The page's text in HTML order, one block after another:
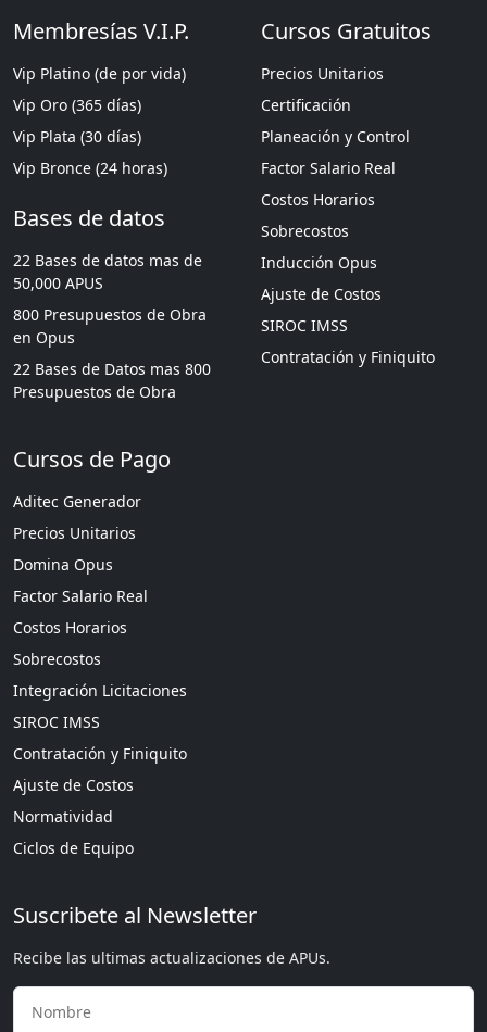
Membresías V.I.P.
Vip Platino (de por vida)
Vip Oro (365 días)
Vip Plata (30 días)
Vip Bronce (24 horas)
Bases de datos
22 Bases de datos mas de
50,000 APUS
800 Presupuestos de Obra
en Opus
22 Bases de Datos mas 800
Presupuestos de Obra
Cursos Gratuitos
Precios Unitarios
Certificación
Planeación y Control
Factor Salario Real
Costos Horarios
Sobrecostos
Inducción Opus
Ajuste de Costos
SIROC IMSS
Contratación y Finiquito
Cursos de Pago
Aditec Generador
Precios Unitarios
Domina Opus
Factor Salario Real
Costos Horarios
Sobrecostos
Integración Licitaciones
SIROC IMSS
Contratación y Finiquito
Ajuste de Costos
Normatividad
Ciclos de Equipo
Suscribete al Newsletter
Recibe las ultimas actualizaciones de APUs.